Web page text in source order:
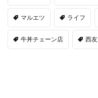
マルエツ ライフ
牛丼チェーン店 西友